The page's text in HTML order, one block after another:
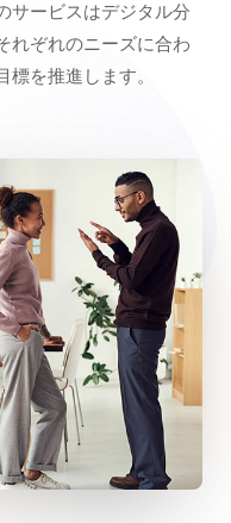
サービスはデジタル分
れぞれのニーズに合わ
を推進します。